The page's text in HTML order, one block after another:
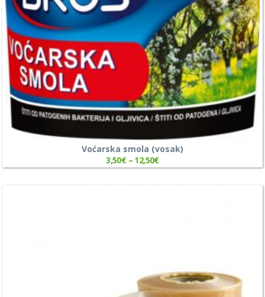
Voćarska smola (vosak)
3,50€– 12,50€